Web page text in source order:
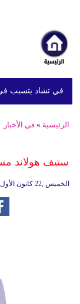
في تشاد يتسبب في وفاة
الرئيسية »في الأخبار
ستيف هولاند
15:37 2016 الخميس ,22 كانون الأول / ديسمبر